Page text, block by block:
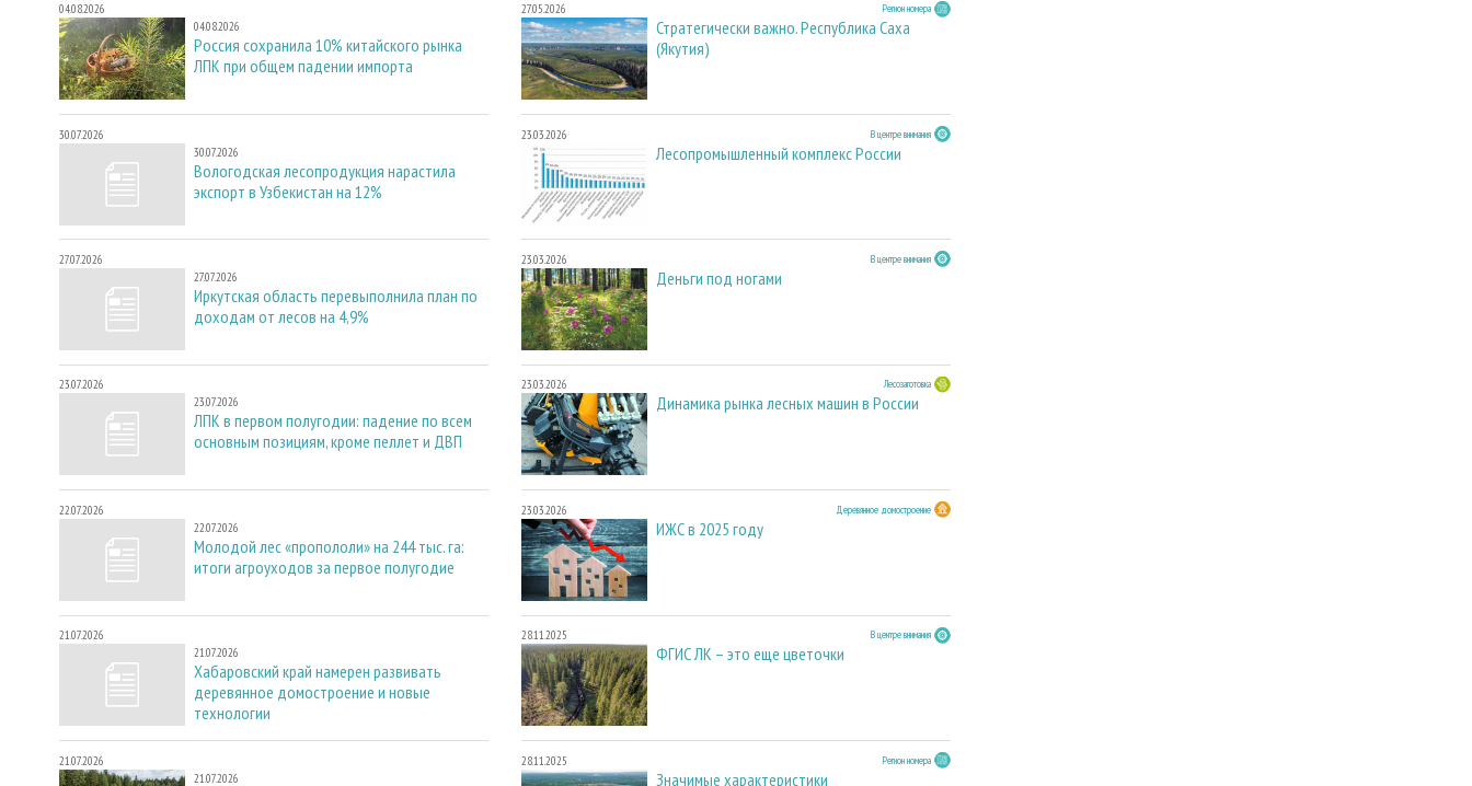
04.08.2026
04.08.2026
Россия сохранила 10% китайского рынка
ЛПК при общем падении импорта
30.07.2026
30.07.2026
Вологодская лесопродукция нарастила
экспорт в Узбекистан на 12%
27.07.2026
27.07.2026
Иркутская область перевыполнила план по
доходам от лесов на 4,9%
23.07.2026
23.07.2026
ЛПК в первом полугодии: падение по всем
основным позициям, кроме пеллет и ДВП
22.07.2026
22.07.2026
Молодой лес «пропололи» на 244 тыс. га:
итоги агроуходов за первое полугодие
21.07.2026
21.07.2026
Хабаровский край намерен развивать
деревянное домостроение и новые
технологии
21.07.2026
21.07.2026
27.05.2026 Регион номера
Стратегически важно. Республика Саха
(Якутия)
23.03.2026 В центре внимания
Лесопромышленный комплекс России
23.03.2026 В центре внимания
Деньги под ногами
23.03.2026 Лесозаготовка
Динамика рынка лесных машин в России
23.03.2026 Деревянное домостроение
ИЖС в 2025 году
28.11.2025 В центре внимания
ФГИС ЛК – это еще цветочки
28.11.2025 Регион номера
Значимые характеристики